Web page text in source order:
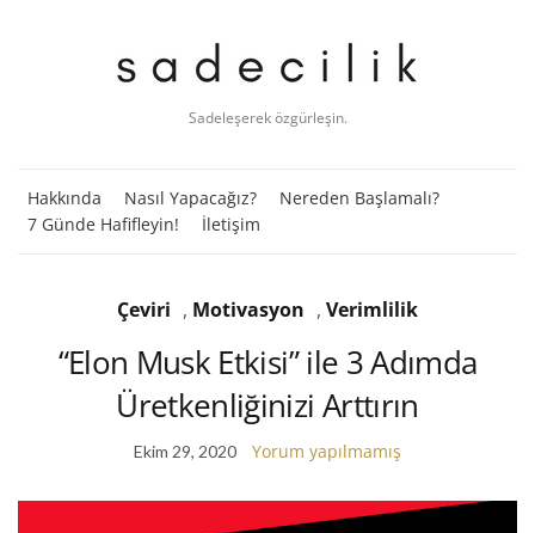
Sadeleşerek özgürleşin.
Hakkında Nasıl Yapacağız?
Nereden Başlamalı?
7 Günde Hafifleyin!
İletişim
Çeviri , Motivasyon , Verimlilik
“Elon Musk Etkisi” ile 3 Adımda
Üretkenliğinizi Arttırın
Ekim 29, 2020 Yorum yapılmamış